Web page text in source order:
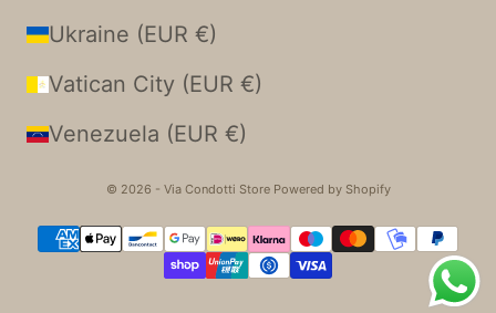
Ukraine (EUR €)
Vatican City (EUR €)
Venezuela (EUR €)
© 2026 - Via Condotti Store Powered by Shopify